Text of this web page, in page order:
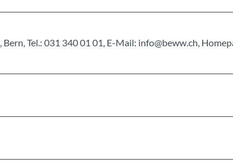
Tel.: 031 340 01 01, E-Mail: info@beww.ch,